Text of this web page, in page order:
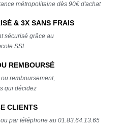
métropolitaine dès 90€ d'achat
& 3X SANS FRAIS
sécurisé grâce au
SSL
REMBOURSÉ
remboursement,
qui décidez
CLIENTS
par téléphone au 01.83.64.13.65